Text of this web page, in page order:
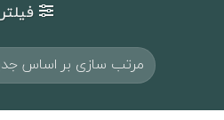
فیلتر